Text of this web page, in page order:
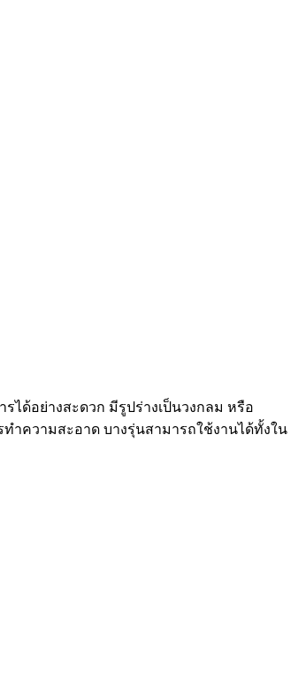
ได้อย่างสะดวก มีรูปร่างเป็นวงกลม หรือ
ความสะอาด บางรุ่นสามารถใช้งานได้ทั้งใน